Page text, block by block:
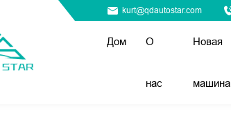
kurt@qdautostar.com
Дом О
нас
Новая
машина